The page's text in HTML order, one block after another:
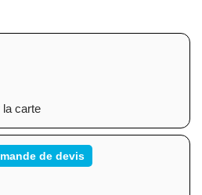
la carte
de devis